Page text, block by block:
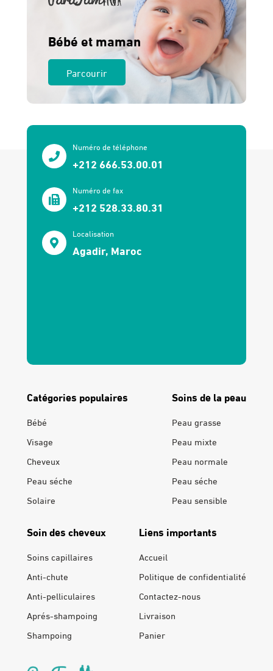
Bébé et maman
Parcourir
Numéro de téléphone
+212 666.53.00.01
Numéro de fax
+212 528.33.80.31
Localisation
Agadir, Maroc
Catégories populaires
Bébé
Visage
Cheveux
Peau séche
Solaire
Soins de la peau
Peau grasse
Peau mixte
Peau normale
Peau séche
Peau sensible
Soin des cheveux
Soins capillaires
Anti-chute
Anti-pelliculaires
Aprés-shampoing
Shampoing
Liens importants
Accueil
Politique de confidentialité
Contactez-nous
Livraison
Panier